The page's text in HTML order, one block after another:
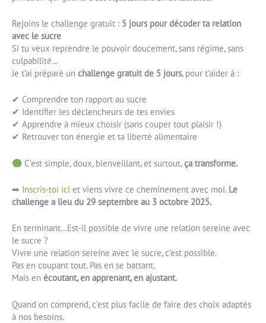
Rejoins le challenge gratuit : 5 jours pour décoder ta relation
avec le sucre
Si tu veux reprendre le pouvoir doucement, sans régime, sans
culpabilité…
Je t’ai préparé un challenge gratuit de 5 jours, pour t’aider à :
✔ Comprendre ton rapport au sucre
✔ Identifier les déclencheurs de tes envies
✔ Apprendre à mieux choisir (sans couper tout plaisir !)
✔ Retrouver ton énergie et ta liberté alimentaire
C’est simple, doux, bienveillant, et surtout,ça transforme.
➡ Inscris-toi ici et viens vivre ce cheminement avec moi. Le
challenge a lieu du 29 septembre au 3 octobre 2025.
En terminant…Est-il possible de vivre une relation sereine avec
le sucre ?
Vivre une relation sereine avec le sucre, c’est possible.
Pas en coupant tout. Pas en se battant.
Mais en écoutant, en apprenant, en ajustant.
Quand on comprend, c’est plus facile de faire des choix adaptés
à nos besoins.